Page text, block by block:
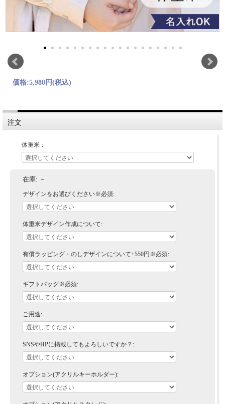
価格:5,980円(税込)
注文
体重米：
在庫: －
デザインをお選びください※必須:
体重米デザイン作成について:
有償ラッピング・のしデザインについて+550円※必須:
ギフトバッグ※必須:
ご用途:
SNSやHPに掲載してもよろしいですか？:
オプション(アクリルキーホルダー):